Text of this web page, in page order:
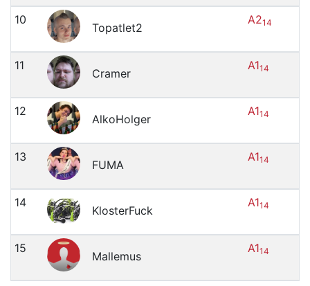
10
Topatlet2
A214
11
Cramer
A114
12
AlkoHolger
A114
13
FUMA
A114
14
KlosterFuck
A114
15
Mallemus
A114